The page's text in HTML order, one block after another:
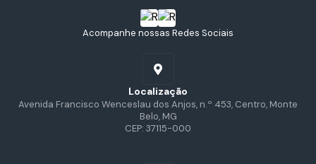
Acompanhe nossas Redes Sociais
Localização
Avenida Francisco Wenceslau dos Anjos, n.º 453, Centro, Monte
Belo, MG
CEP: 37115-000